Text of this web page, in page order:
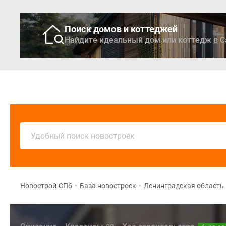
Поиск домов и коттеджей
Найдите идеальный дом или коттедж в
Удобный поиск новостроек
Новострой-СПб • База новостроек • Ленинградская область